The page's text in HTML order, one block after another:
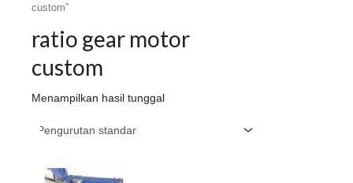
custom”
ratio gear motor
custom
Menampilkan hasil tunggal